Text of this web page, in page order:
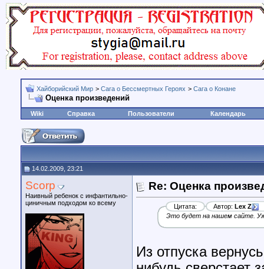
Хайборийский Мир > Сага о Бессмертных Героях > Сага о Конане
Оценка произведений
Wiki Справка Пользователи Календарь
14.02.2009, 23:21
Scorp
Наивный ребенок с инфантильно-
циничным подходом ко всему
Re: Оценка
Цитата: Автор: Lex Z
Это будет на нашем сайте.
Из отпуска